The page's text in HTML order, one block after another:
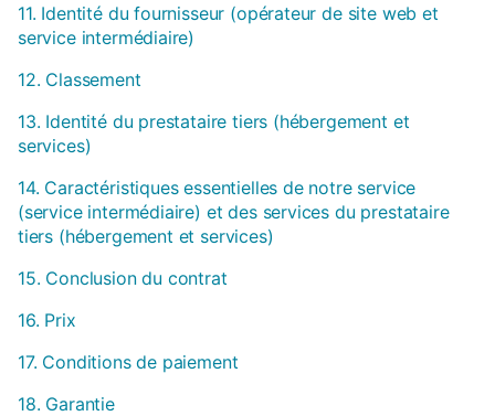
11. Identité du fournisseur (opérateur de site web et
service intermédiaire)
12. Classement
13. Identité du prestataire tiers (hébergement et
services)
14. Caractéristiques essentielles de notre service
(service intermédiaire) et des services du prestataire
tiers (hébergement et services)
15. Conclusion du contrat
16. Prix
17. Conditions de paiement
18. Garantie